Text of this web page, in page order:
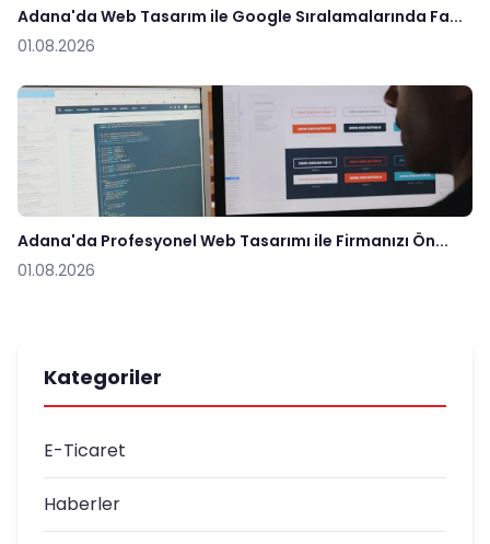
Adana'da Web Tasarım ile Google Sıralamalarında Fa...
01.08.2026
Adana'da Profesyonel Web Tasarımı ile Firmanızı Ön...
01.08.2026
Kategoriler
E-Ticaret
Haberler